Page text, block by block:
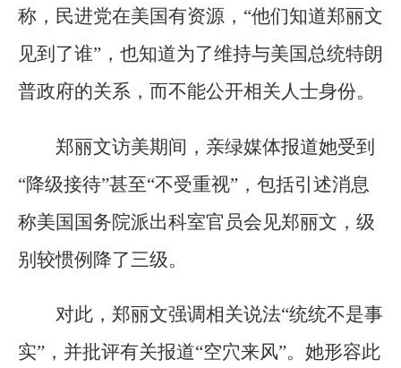
称，民进党在美国有资源，“他们知道郑丽文
见到了谁”，也知道为了维持与美国总统特朗
普政府的关系，而不能公开相关人士身份。
郑丽文访美期间，亲绿媒体报道她受到
“降级接待”甚至“不受重视”，包括引述消息
称美国国务院派出科室官员会见郑丽文，级
别较惯例降了三级。
对此，郑丽文强调相关说法“统统不是事
实”，并批评有关报道“空穴来风”。她形容此